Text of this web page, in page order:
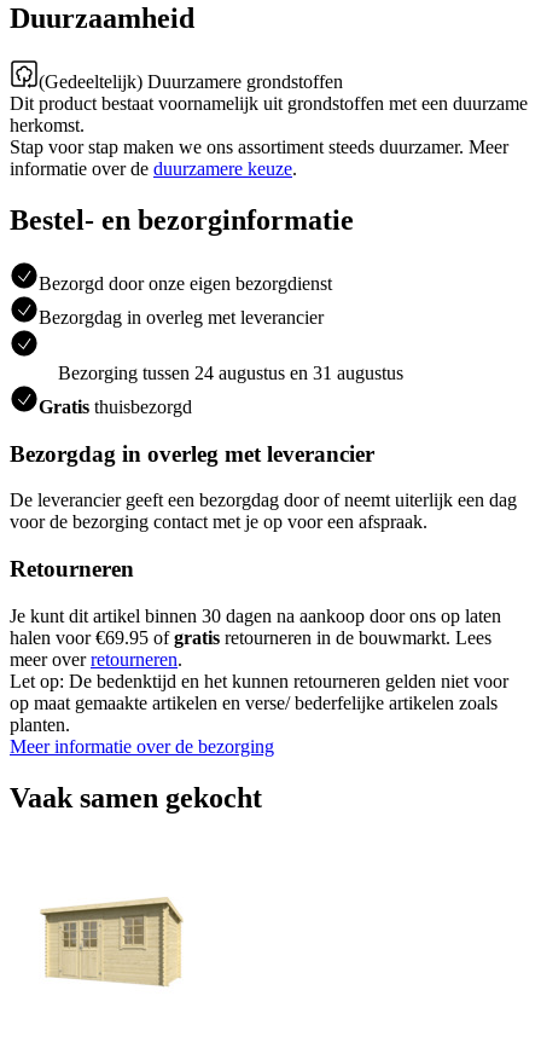
Duurzaamheid
(Gedeeltelijk) Duurzamere grondstoffen
Dit product bestaat voornamelijk uit grondstoffen met een duurzame
herkomst.
Stap voor stap maken we ons assortiment steeds duurzamer. Meer
informatie over de duurzamere keuze.
Bestel- en bezorginformatie
Bezorgd door onze eigen bezorgdienst
Bezorgdag in overleg met leverancier
Bezorging tussen 24 augustus en 31 augustus
Gratis thuisbezorgd
Bezorgdag in overleg met leverancier
De leverancier geeft een bezorgdag door of neemt uiterlijk een dag
voor de bezorging contact met je op voor een afspraak.
Retourneren
Je kunt dit artikel binnen 30 dagen na aankoop door ons op laten
halen voor €69.95 ofgratis retourneren in de bouwmarkt. Lees
meer overretourneren.
Let op: De bedenktijd en het kunnen retourneren gelden niet voor
op maat gemaakte artikelen en verse/ bederfelijke artikelen zoals
planten.
Meer informatie over de bezorging
Vaak samen gekocht